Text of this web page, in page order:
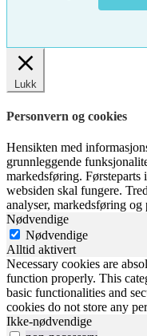
Lukk
Personvern og cookies
Hensikten med
grunnleggende
markedsføring. Førsteparts
websiden skal fungere.
analyser, markedsføring
Nødvendige
Nødvendige
Alltid aktivert
Necessary cookies are
function properly. This
basic functionalities and
cookies do not store any
Ikke-nødvendige